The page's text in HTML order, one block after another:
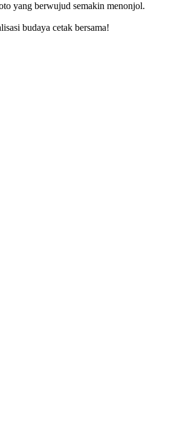
yang berwujud semakin menonjol.
budaya cetak bersama!